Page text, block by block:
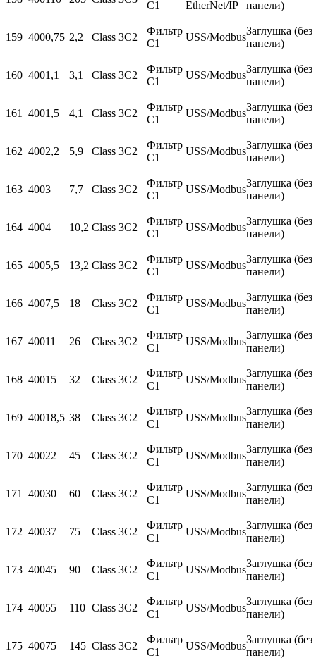
С1 EtherNet/IP панели)
159 4000,75 2,2 Class 3C2
Фильтр
С1
USS/Modbus
Заглушка (без
панели)
160 4001,1 3,1 Class 3C2
Фильтр
С1
USS/Modbus
Заглушка (без
панели)
161 4001,5 4,1 Class 3C2
Фильтр
С1
USS/Modbus
Заглушка (без
панели)
162 4002,2 5,9 Class 3C2
Фильтр
С1
USS/Modbus
Заглушка (без
панели)
163 4003 7,7 Class 3C2
Фильтр
С1
USS/Modbus
Заглушка (без
панели)
164 4004 10,2 Class 3C2
Фильтр
С1
USS/Modbus
Заглушка (без
панели)
165 4005,5 13,2 Class 3C2
Фильтр
С1
USS/Modbus
Заглушка (без
панели)
166 4007,5 18 Class 3C2
Фильтр
С1
USS/Modbus
Заглушка (без
панели)
167 40011 26 Class 3C2
Фильтр
С1
USS/Modbus
Заглушка (без
панели)
168 40015 32 Class 3C2
Фильтр
С1
USS/Modbus
Заглушка (без
панели)
169 40018,5 38 Class 3C2
Фильтр
С1
USS/Modbus
Заглушка (без
панели)
170 40022 45 Class 3C2
Фильтр
С1
USS/Modbus
Заглушка (без
панели)
171 40030 60 Class 3C2
Фильтр
С1
USS/Modbus
Заглушка (без
панели)
172 40037 75 Class 3C2
Фильтр
С1
USS/Modbus
Заглушка (без
панели)
173 40045 90 Class 3C2
Фильтр
С1
USS/Modbus
Заглушка (без
панели)
174 40055 110 Class 3C2
Фильтр
С1
USS/Modbus
Заглушка (без
панели)
175 40075 145 Class 3C2
Фильтр
С1
USS/Modbus
Заглушка (без
панели)